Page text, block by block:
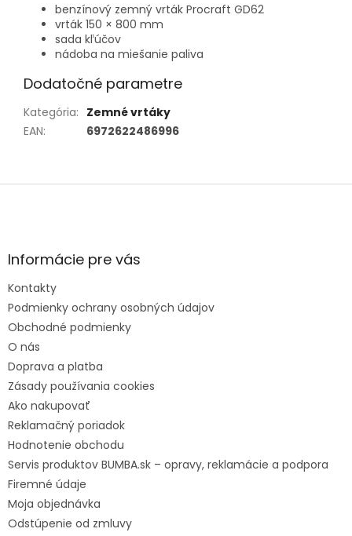
benzínový zemný vrták Procraft GD62
vrták 150 × 800 mm
sada kľúčov
nádoba na miešanie paliva
Dodatočné parametre
Kategória: Zemné vrtáky
EAN: 6972622486996
e
Informácie pre vás
Kontakty
Podmienky ochrany osobných údajov
Obchodné podmienky
O nás
Doprava a platba
Zásady používania cookies
Ako nakupovať
Reklamačný poriadok
Hodnotenie obchodu
Servis produktov BUMBA.sk – opravy, reklamácie a podpora
Firemné údaje
Moja objednávka
Odstúpenie od zmluvy